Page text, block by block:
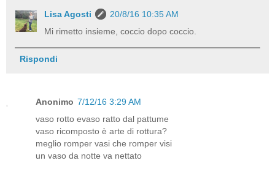
Lisa Agosti
20/8/16 10:35 AM
Mi rimetto insieme, coccio dopo coccio.
Rispondi
Anonimo 7/12/16 3:29 AM
vaso rotto evaso ratto dal pattume
vaso ricomposto è arte di rottura?
meglio romper vasi che romper visi
un vaso da notte va nettato